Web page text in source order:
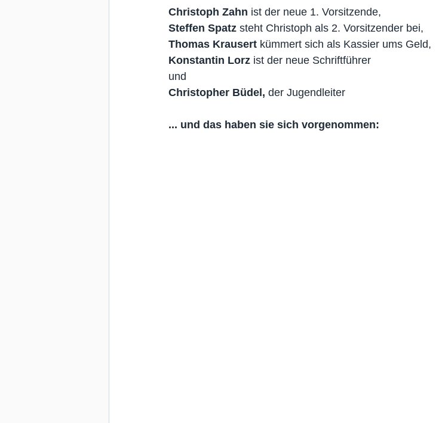
Christoph Zahn ist der neue 1. Vorsitzende,
Steffen Spatz steht Christoph als 2. Vorsitzender bei,
Thomas Krausert kümmert sich als Kassier ums Geld,
Konstantin Lorz ist der neue Schriftführer
und
Christopher Büdel, der Jugendleiter
... und das haben sie sich vorgenommen: